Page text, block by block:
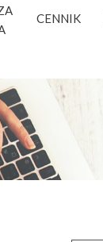
CENNIK